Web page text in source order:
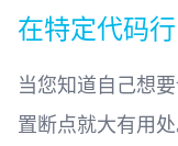
在特定代码
当您知道自己想
置断点就大有用